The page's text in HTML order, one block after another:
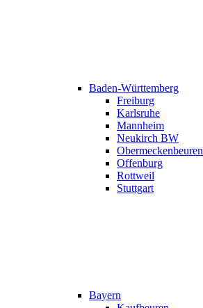
Baden-Württemberg
Freiburg
Karlsruhe
Mannheim
Neukirch BW
Obermeckenbeuren
Offenburg
Rottweil
Stuttgart
Bayern